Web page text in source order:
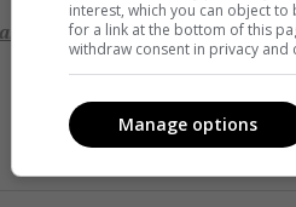
Facebook!
interest, which you can object
for a link at the bottom of this
withdraw consent in privacy and
Manage options